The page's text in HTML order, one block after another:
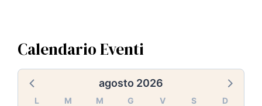
Calendario Eventi
agosto 2026
L M M G V S
D